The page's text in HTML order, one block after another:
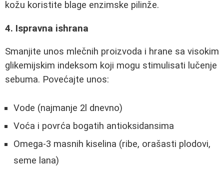
kožu koristite blage enzimske pilinže.
4. Ispravna ishrana
Smanjite unos mlečnih proizvoda i hrane sa visokim
glikemijskim indeksom koji mogu stimulisati lučenje
sebuma. Povećajte unos:
Vode (najmanje 2l dnevno)
Voća i povrća bogatih antioksidansima
Omega-3 masnih kiselina (ribe, orašasti plodovi,
seme lana)